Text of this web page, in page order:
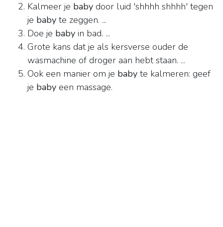
Kalmeer je baby door luid 'shhhh shhhh' tegen
je baby te zeggen. ...
Doe je baby in bad. ...
Grote kans dat je als kersverse ouder de
wasmachine of droger aan hebt staan. ...
Ook een manier om je baby te kalmeren: geef
je baby een massage.